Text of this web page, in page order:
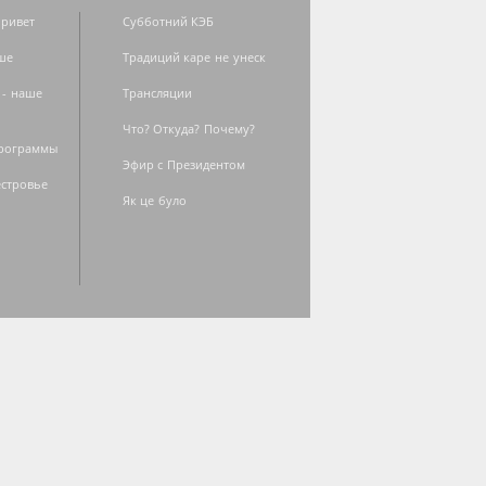
- наше
Субботний КЭБ
Традиций каре не унеск
Трансляции
Что? Откуда? Почему?
Эфир с Президентом
Як це було